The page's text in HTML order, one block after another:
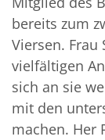
bereits zum
Viersen.
vielfältigen
sich an sie
mit den
machen. Her